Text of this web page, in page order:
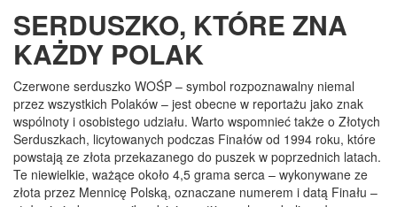
SERDUSZKO, KTÓRE ZNA
KAŻDY POLAK
Czerwone serduszko WOŚP – symbol rozpoznawalny niemal
przez wszystkich Polaków – jest obecne w reportażu jako znak
wspólnoty i osobistego udziału. Warto wspomnieć także o Złotych
Serduszkach, licytowanych podczas Finałów od 1994 roku, które
powstają ze złota przekazanego do puszek w poprzednich latach.
Te niewielkie, ważące około 4,5 grama serca – wykonywane ze
złota przez Mennicę Polską, oznaczane numerem i datą Finału –